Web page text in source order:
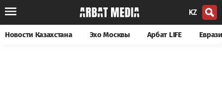
KZ
Новости Казахстана Эхо Москвы Арбат LIFE